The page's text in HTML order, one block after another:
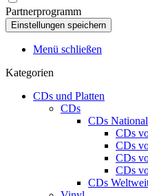
Partnerprogramm
Menü schließen
Kategorien
CDs und Platten
CDs
CDs National
CDs
CDs
CDs
CDs
CDs